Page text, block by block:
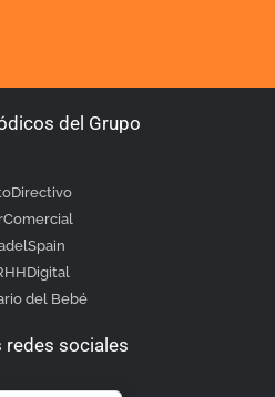
del Grupo
del Bebé
redes sociales